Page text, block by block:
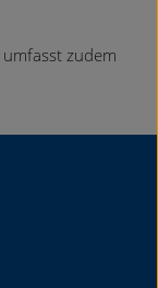
umfasst zudem